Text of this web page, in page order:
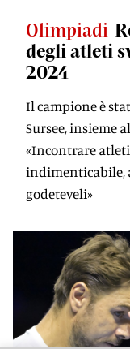
Olimpiadi
degli atleti
2024
Il campione è
Sursee, insieme
«Incontrare
indimenticabile,
godeteveli»